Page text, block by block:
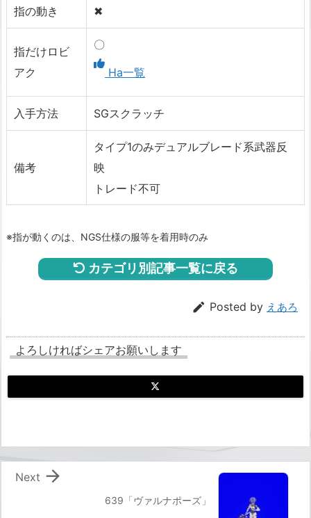
指の動き ✖
指だけロビ
アク
〇
Ha一覧
入手方法 SGスクラッチ
備考
タイプ1のみデュアルブレード系武器反
映
トレード不可
※指が動くのは、NGS仕様の服等を着用時のみ
カテゴリ別記事一覧に戻る
 Posted by えあろ
よろしければシェアお願いします
639「ヴァルナポーズ」

Next